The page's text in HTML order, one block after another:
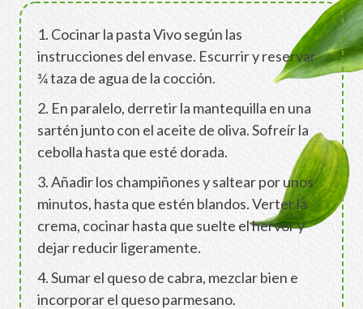
1. Cocinar la pasta Vivo según las
instrucciones del envase. Escurrir y reservar
¾ taza de agua de la cocción.
2. En paralelo, derretir la mantequilla en una
sartén junto con el aceite de oliva. Sofreír la
cebolla hasta que esté dorada.
3. Añadir los champiñones y saltear por unos
minutos, hasta que estén blandos. Verter la
crema, cocinar hasta que suelte el hervor y
dejar reducir ligeramente.
4. Sumar el queso de cabra, mezclar bien e
incorporar el queso parmesano.